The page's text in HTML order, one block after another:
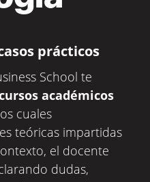
prácticos
School te
académicos
cuales
teóricas impartidas
el docente
dudas,